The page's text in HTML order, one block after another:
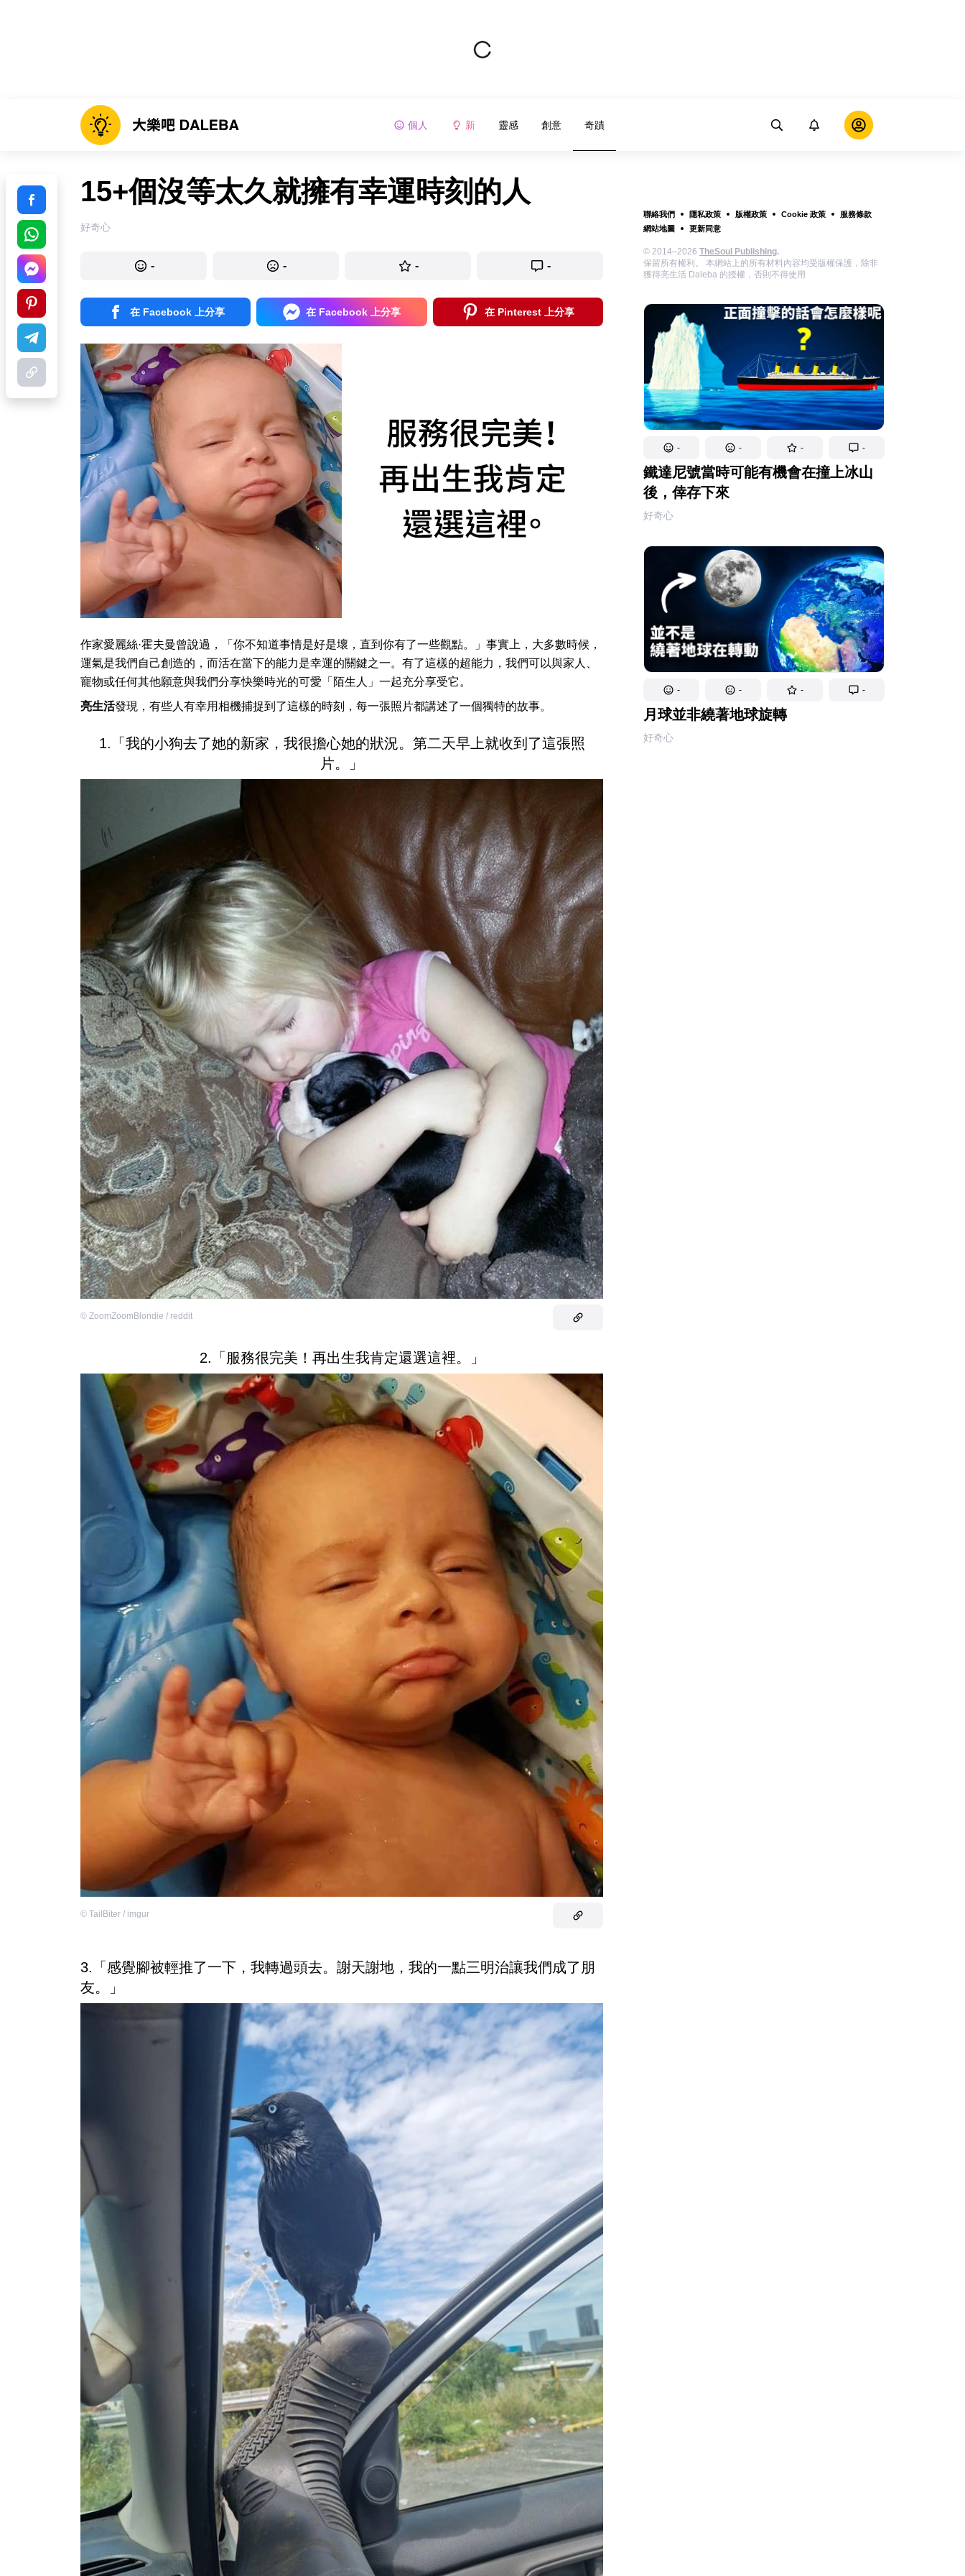
個人 新 靈感 創意 奇蹟
聯絡我們 隱私政策 版權政策 Cookie 政策
服務條款
網站地圖
更新同意
© 2014–2026 TheSoul Publishing.
保留所有權利。 本網站上的所有材料內容均受版權保護，除非
獲得亮生活 Daleba 的授權，否則不得使用
- - - -
鐵達尼號當時可能有機會在撞上冰山
後，倖存下來
好奇心
- - - -
月球並非繞著地球旋轉
好奇心
15+個沒等太久就擁有幸運時刻的人
好奇心
- - - -
在 Facebook 上分享 在 Facebook 上分享 在 Pinterest 上分享
作家愛麗絲·霍夫曼曾說過，「你不知道事情是好是壞，直到你有了一些觀點。」事實上，大多數時候，
運氣是我們自己創造的，而活在當下的能力是幸運的關鍵之一。有了這樣的超能力，我們可以與家人、
寵物或任何其他願意與我們分享快樂時光的可愛「陌生人」一起充分享受它。
亮生活發現，有些人有幸用相機捕捉到了這樣的時刻，每一張照片都講述了一個獨特的故事。
1.「我的小狗去了她的新家，我很擔心她的狀況。第二天早上就收到了這張照
片。」
© ZoomZoomBlondie / reddit
2.「服務很完美！再出生我肯定還選這裡。」
© TailBiter / imgur
3.「感覺腳被輕推了一下，我轉過頭去。謝天謝地，我的一點三明治讓我們成了朋
友。」